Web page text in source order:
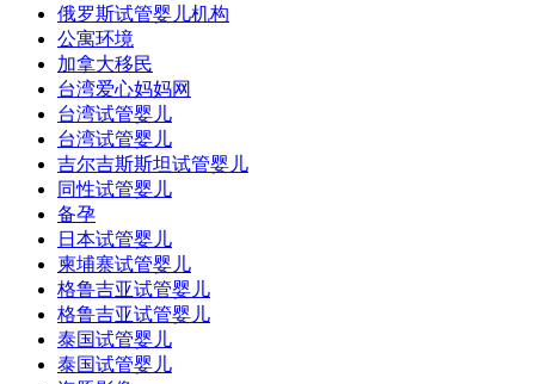
俄罗斯试管婴儿机构
公寓环境
加拿大移民
台湾爱心妈妈网
台湾试管婴儿
台湾试管婴儿
吉尔吉斯斯坦试管婴儿
同性试管婴儿
备孕
日本试管婴儿
柬埔寨试管婴儿
格鲁吉亚试管婴儿
格鲁吉亚试管婴儿
泰国试管婴儿
泰国试管婴儿